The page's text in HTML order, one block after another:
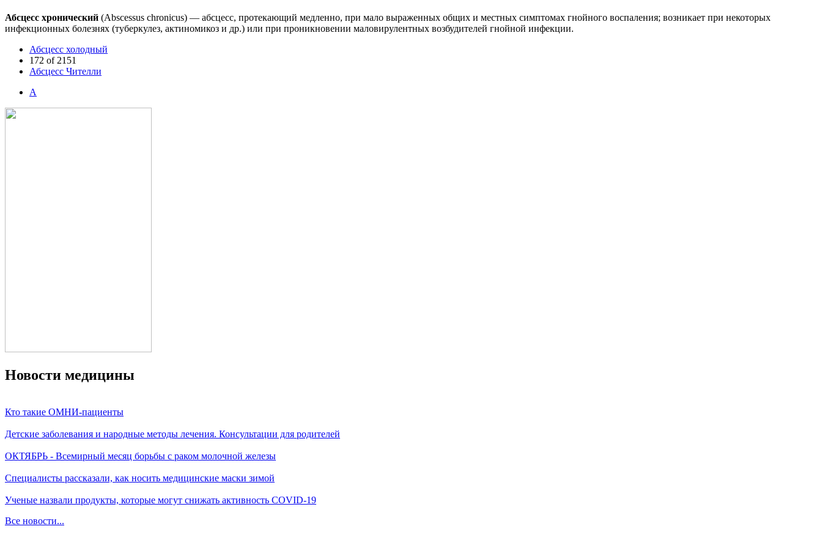
Абсцесс хронический (Abscessus chronicus) — абсцесс, протекающий медленно, при мало выраженных общих и местных симптомах гнойного воспаления; возникает при некоторых
инфекционных болезнях (туберкулез, актиномикоз и др.) или при проникновении маловирулентных возбудителей гнойной инфекции.
Абсцесс холодный
172 of 2151
Абсцесс Чителли
А
Новости медицины
Кто такие ОМНИ-пациенты
Детские заболевания и народные методы лечения. Консультации для родителей
ОКТЯБРЬ - Всемирный месяц борьбы с раком молочной железы
Специалисты рассказали, как носить медицинские маски зимой
Ученые назвали продукты, которые могут снижать активность COVID-19
Все новости...